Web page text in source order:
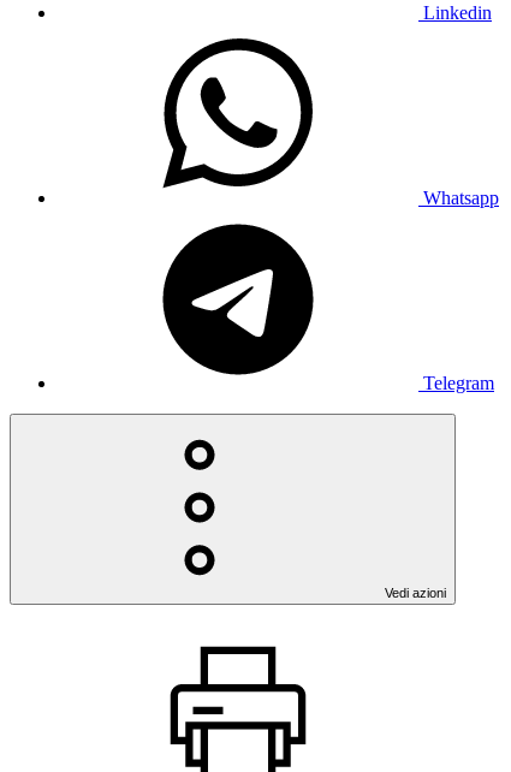
Linkedin
Whatsapp
Telegram
Vedi azioni